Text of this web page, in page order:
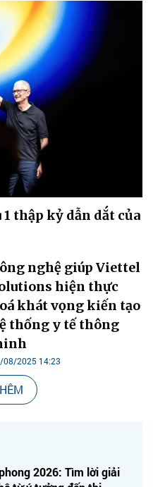
thập kỷ dẫn dắt của
nghệ giúp Viettel
hiện thực
khát vọng kiến tạo
thống y tế thông
08/2025 14:23
2026: Tìm lời giải